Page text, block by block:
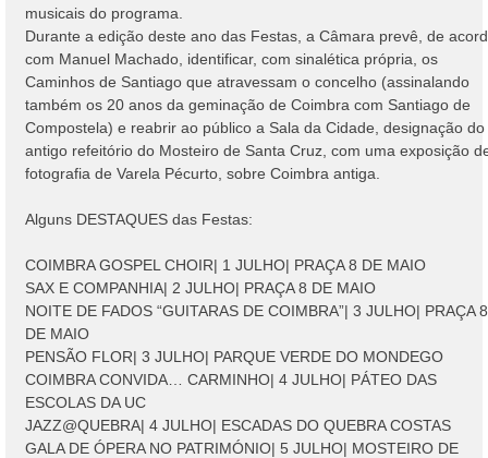
musicais do programa.
Durante a edição deste ano das Festas, a Câmara prevê, de
com Manuel Machado, identificar, com sinalética própria, os
Caminhos de Santiago que atravessam o concelho (assinalando
também os 20 anos da geminação de Coimbra com Santiago de
Compostela) e reabrir ao público a Sala da Cidade, designação do
antigo refeitório do Mosteiro de Santa Cruz, com uma exposição
fotografia de Varela Pécurto, sobre Coimbra antiga.
Alguns DESTAQUES das Festas:
COIMBRA GOSPEL CHOIR| 1 JULHO| PRAÇA 8 DE MAIO
SAX E COMPANHIA| 2 JULHO| PRAÇA 8 DE MAIO
NOITE DE FADOS “GUITARAS DE COIMBRA”| 3 JULHO| PRAÇA 8
DE MAIO
PENSÃO FLOR| 3 JULHO| PARQUE VERDE DO MONDEGO
COIMBRA CONVIDA… CARMINHO| 4 JULHO| PÁTEO DAS
ESCOLAS DA UC
JAZZ@QUEBRA| 4 JULHO| ESCADAS DO QUEBRA COSTAS
GALA DE ÓPERA NO PATRIMÓNIO| 5 JULHO| MOSTEIRO DE